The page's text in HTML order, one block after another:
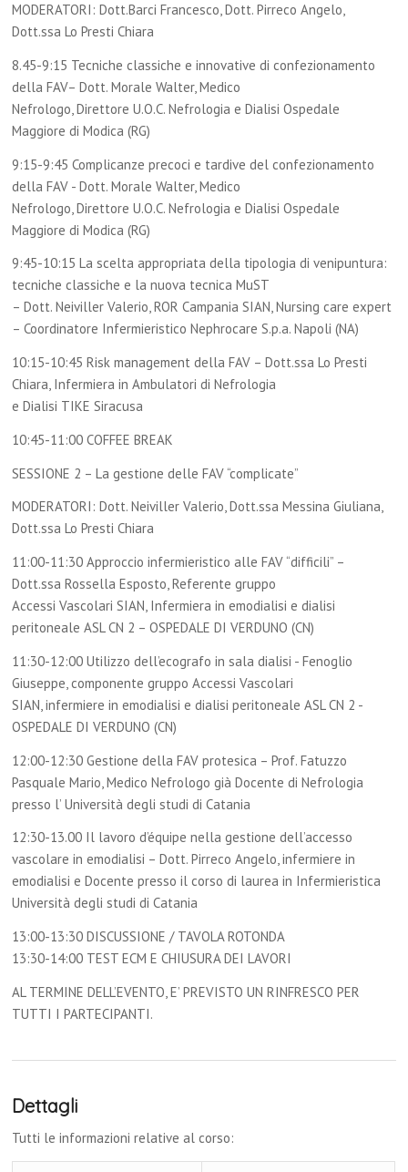
MODERATORI: Dott.Barci Francesco, Dott. Pirreco Angelo,
Dott.ssa Lo Presti Chiara
8.45-9:15 Tecniche classiche e innovative di confezionamento
della FAV– Dott. Morale Walter, Medico
Nefrologo, Direttore U.O.C. Nefrologia e Dialisi Ospedale
Maggiore di Modica (RG)
9:15-9:45 Complicanze precoci e tardive del confezionamento
della FAV - Dott. Morale Walter, Medico
Nefrologo, Direttore U.O.C. Nefrologia e Dialisi Ospedale
Maggiore di Modica (RG)
9:45-10:15 La scelta appropriata della tipologia di venipuntura:
tecniche classiche e la nuova tecnica MuST
– Dott. Neiviller Valerio, ROR Campania SIAN, Nursing care expert
– Coordinatore Infermieristico Nephrocare S.p.a. Napoli (NA)
10:15-10:45 Risk management della FAV – Dott.ssa Lo Presti
Chiara, Infermiera in Ambulatori di Nefrologia
e Dialisi TIKE Siracusa
10:45-11:00 COFFEE BREAK
SESSIONE 2 – La gestione delle FAV “complicate”
MODERATORI: Dott. Neiviller Valerio, Dott.ssa Messina Giuliana,
Dott.ssa Lo Presti Chiara
11:00-11:30 Approccio infermieristico alle FAV “difficili” –
Dott.ssa Rossella Esposto, Referente gruppo
Accessi Vascolari SIAN, Infermiera in emodialisi e dialisi
peritoneale ASL CN 2 – OSPEDALE DI VERDUNO (CN)
11:30-12:00 Utilizzo dell’ecografo in sala dialisi - Fenoglio
Giuseppe, componente gruppo Accessi Vascolari
SIAN, infermiere in emodialisi e dialisi peritoneale ASL CN 2 -
OSPEDALE DI VERDUNO (CN)
12:00-12:30 Gestione della FAV protesica – Prof. Fatuzzo
Pasquale Mario, Medico Nefrologo già Docente di Nefrologia
presso l’ Università degli studi di Catania
12:30-13.00 Il lavoro d’équipe nella gestione dell’accesso
vascolare in emodialisi – Dott. Pirreco Angelo, infermiere in
emodialisi e Docente presso il corso di laurea in Infermieristica
Università degli studi di Catania
13:00-13:30 DISCUSSIONE / TAVOLA ROTONDA
13:30-14:00 TEST ECM E CHIUSURA DEI LAVORI
AL TERMINE DELL’EVENTO, E’ PREVISTO UN RINFRESCO PER
TUTTI I PARTECIPANTI.
Dettagli
Tutti le informazioni relative al corso: